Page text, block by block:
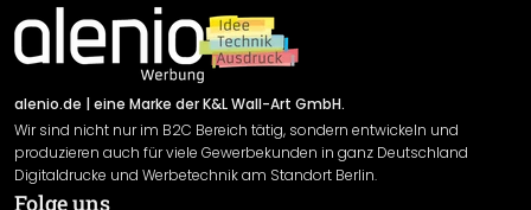
Newsletter An-/Abmeldung
Sendungsverfolgung
Impressum
Versand & Zahlung
Rücksendung
Widerrufsrecht
Datenschutzerklärung
alenio.de | eine Marke der K&L Wall-Art GmbH.
Wir sind nicht nur im B2C Bereich tätig, sondern entwickeln und
produzieren auch für viele Gewerbekunden in ganz Deutschland
Digitaldrucke und Werbetechnik am Standort Berlin.
Folge uns